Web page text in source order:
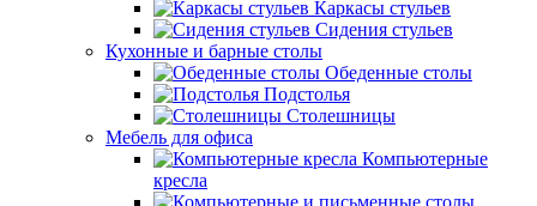
Каркасы стульев
Сидения стульев
Кухонные и барные столы
Обеденные столы
Подстолья
Столешницы
Мебель для офиса
Компьютерные
кресла